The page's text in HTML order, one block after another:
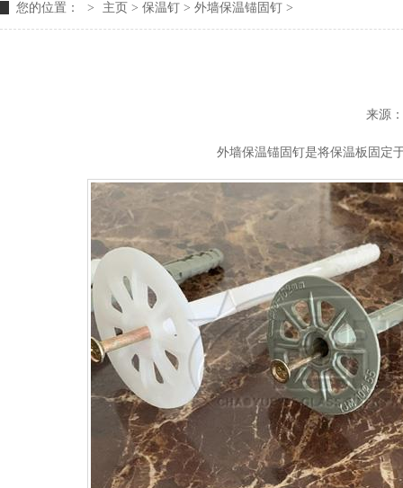
您的位置： > 主页 > 保温钉 > 外墙保温锚固钉 >
来源：
外墙保温锚固钉是将保温板固定